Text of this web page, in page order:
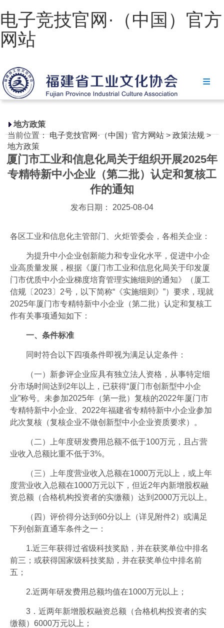
电子竞技官网·（中国）官方
网站
电子竞技官网·（中国）官方网站
协会简介
电子竞技官网·（中国）官方网站
省级政策
地方政策
工业文化
协会月刊
电子竞技官网·（中国）官方网站
地方政策
当前位置：电子竞技官网·（中国）官方网站>政策法规>
地方政策
厦门市工业和信息化局关于组织开展2025年
专精特新中小企业（第二批）认定和复核工
作的通知
发布日期： 2025-08-04
各区工业和信息化主管部门、火炬管委会，各相关企业：
为提升中小企业创新能力和专业化水平，促进中小企
业高质量发展，根据《厦门市工业和信息化局关于印发厦
门市优质中小企业梯度培育管理实施细则的通知》（厦工
信规〔2023〕2号，以下简称“《实施细则》”）要求，现就
2025年厦门市专精特新中小企业（第二批）认定和复核工
作有关事项通知如下：
一、条件标准
同时符合以下四项条件即视为满足认定条件：
（一）新参评企业应具有独立法人资格，从事特定细
分市场时间达到2年以上，已获得“厦门市创新型中小企
业”称号。未参加2025年（第一批）复核的2022年厦门市
专精特新中小企业、2022年福建省专精特新中小企业参加
此次复核（复核企业不做创新型中小企业资质要求）。
（二）上年度研发费用总额不低于100万元，且占营
业收入总额比重不低于3%。
（三）上年度营业收入总额在1000万元以上，或上年
度营业收入总额在1000万元以下，但近2年内新增股权融
资总额（合格机构投资者的实缴额）达到2000万元以上。
（四）评价得分达到60分以上（详见附件2）或满足
下列创新直通车条件之一：
1.近三年获得过省级科技奖励，并在获奖单位中排名
前三；或获得国家级科技奖励，并在获奖单位中排名前
五；
2.近两年研发费用总额均值在1000万元以上；
3．近两年新增股权融资总额（合格机构投资者的实
缴额）6000万元以上；